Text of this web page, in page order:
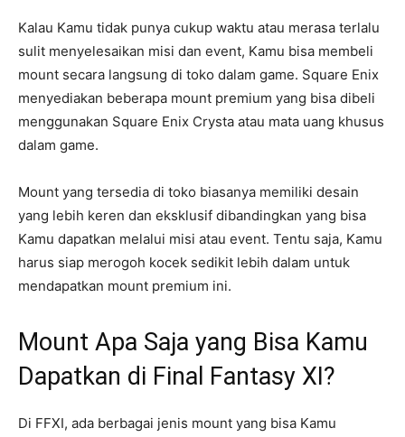
Kalau Kamu tidak punya cukup waktu atau merasa terlalu
sulit menyelesaikan misi dan event, Kamu bisa membeli
mount secara langsung di toko dalam game. Square Enix
menyediakan beberapa mount premium yang bisa dibeli
menggunakan Square Enix Crysta atau mata uang khusus
dalam game.
Mount yang tersedia di toko biasanya memiliki desain
yang lebih keren dan eksklusif dibandingkan yang bisa
Kamu dapatkan melalui misi atau event. Tentu saja, Kamu
harus siap merogoh kocek sedikit lebih dalam untuk
mendapatkan mount premium ini.
Mount Apa Saja yang Bisa Kamu
Dapatkan di Final Fantasy XI?
Di FFXI, ada berbagai jenis mount yang bisa Kamu